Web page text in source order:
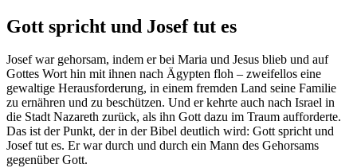
Gott spricht und Josef tut es
Josef war gehorsam, indem er bei Maria und Jesus blieb und auf
Gottes Wort hin mit ihnen nach Ägypten floh – zweifellos eine
gewaltige Herausforderung, in einem fremden Land seine Familie
zu ernähren und zu beschützen. Und er kehrte auch nach Israel in
die Stadt Nazareth zurück, als ihn Gott dazu im Traum aufforderte.
Das ist der Punkt, der in der Bibel deutlich wird: Gott spricht und
Josef tut es. Er war durch und durch ein Mann des Gehorsams
gegenüber Gott.